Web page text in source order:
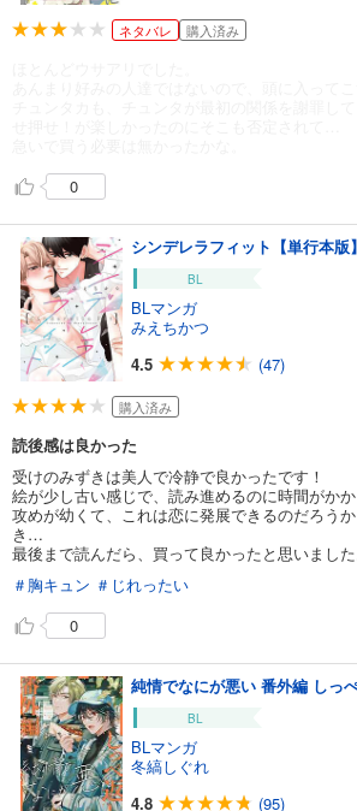
ネタバレ 購入済み
0
シンデレラフィット【単行本版】
BL
BLマンガ
みえちかつ
4.5
(47)
購入済み
読後感は良かった
受けのみずきは美人で冷静で良かったです！
絵が少し古い感じで、読み進めるのに時間がかか
攻めが幼くて、これは恋に発展できるのだろう
き…
最後まで読んだら、買って良かったと思いました
＃胸キュン ＃じれったい
0
純情でなにが悪い 番外編 しっ
BL
BLマンガ
冬縞しぐれ
4.8
(95)